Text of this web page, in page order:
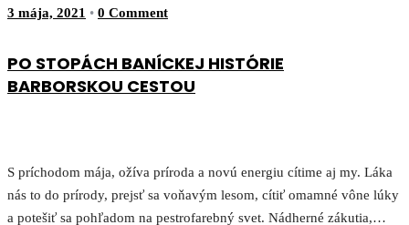
3 mája, 2021 • 0 Comment
PO STOPÁCH BANÍCKEJ HISTÓRIE
BARBORSKOU CESTOU
S príchodom mája, ožíva príroda a novú energiu cítime aj my. Láka
nás to do prírody, prejsť sa voňavým lesom, cítiť omamné vône lúky
a potešiť sa pohľadom na pestrofarebný svet. Nádherné zákutia,…